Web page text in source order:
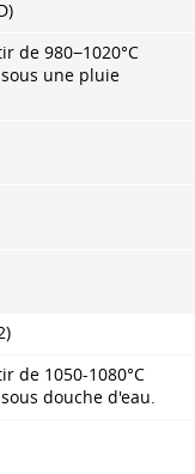
de 980−1020°С
une pluie
de 1050-1080°C
douche d'eau.